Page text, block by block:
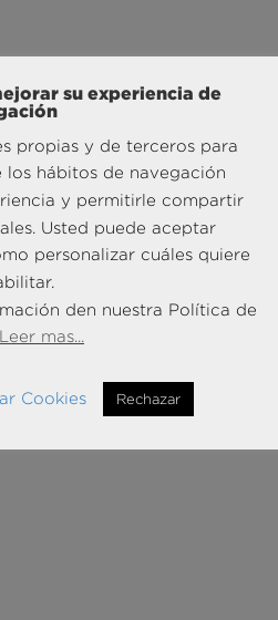
su experiencia de
propias y de terceros para
los hábitos de navegación
y permitirle compartir
Usted puede aceptar
personalizar cuáles quiere
den nuestra Política de
Leer mas...
Cookies Rechazar